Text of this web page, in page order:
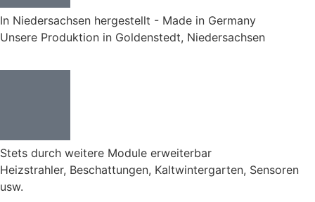
In Niedersachsen hergestellt - Made in Germany
Unsere Produktion in Goldenstedt, Niedersachsen
Stets durch weitere Module erweiterbar
Heizstrahler, Beschattungen, Kaltwintergarten, Sensoren
usw.